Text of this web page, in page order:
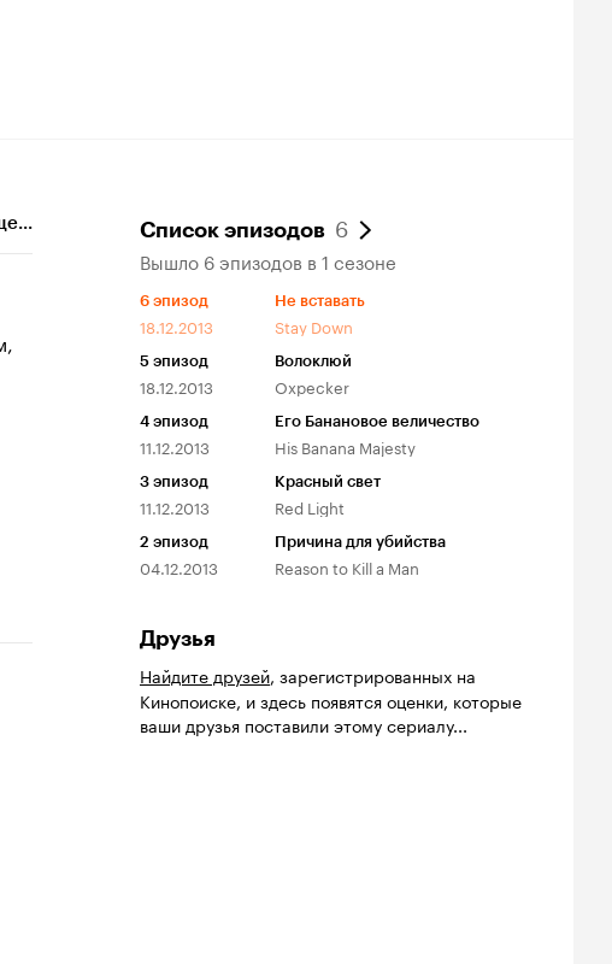
Список эпизодов 6
Вышло 6 эпизодов в 1 сезоне
6 эпизод
18.12.2013
Не вставать
Stay Down
5 эпизод
18.12.2013
Волоклюй
Oxpecker
4 эпизод
11.12.2013
Его Банановое величество
His Banana Majesty
3 эпизод
11.12.2013
Красный свет
Red Light
2 эпизод
04.12.2013
Причина для убийства
Reason to Kill a Man
Друзья
Найдите друзей, зарегистрированных на
Кинопоиске, и здесь появятся оценки, которые
ваши друзья поставили этому сериалу...